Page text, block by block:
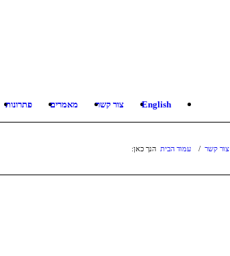
פתרונות מאמרים צור קשר English
הנך כאן: עמוד הבית / צור קשר